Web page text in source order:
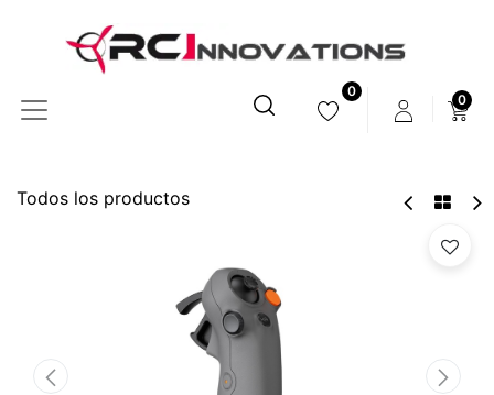
0
0
Todos los productos